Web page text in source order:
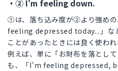
・② I'm feeling down.
①は、落ち込み度が②より強め
feeling depressed today...」な
ことがあったときには良く使われ
例えば、単に「お財布を落とし
も、「I'm feeling depressed,